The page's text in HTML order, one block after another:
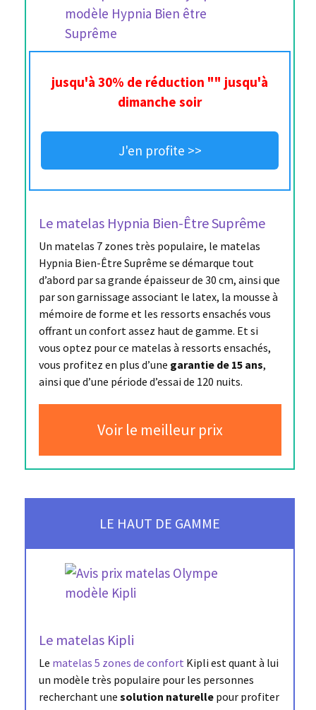
jusqu'à 30% de réduction "" jusqu'à
dimanche soir
J'en profite >>
Le matelas Hypnia Bien-Être Suprême
Un matelas 7 zones très populaire, le matelas
Hypnia Bien-Être Suprême se démarque tout
d’abord par sa grande épaisseur de 30 cm, ainsi que
par son garnissage associant le latex, la mousse à
mémoire de forme et les ressorts ensachés vous
offrant un confort assez haut de gamme. Et si
vous optez pour ce matelas à ressorts ensachés,
vous profitez en plus d’une garantie de 15 ans,
ainsi que d’une période d’essai de 120 nuits.
Voir le meilleur prix
LE HAUT DE GAMME
Le matelas Kipli
Le matelas 5 zones de confort Kipli est quant à lui
un modèle très populaire pour les personnes
recherchant une solution naturelle pour profiter